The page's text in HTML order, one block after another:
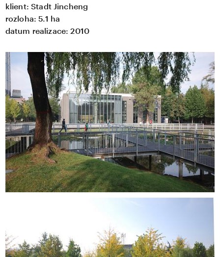
klient: Stadt Jincheng
rozloha: 5.1 ha
datum realizace: 2010